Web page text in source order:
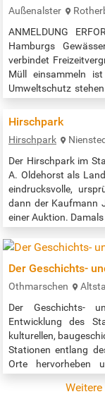
Außenalster
ANMELDUNG
Hamburgs
verbindet
Müll einsammeln
Umweltschutz
Vorerfahrung
Schwimmwesten,
Hirschpark
Hirschpark
Der Hirschpark im
A. Oldehorst als
eindrucksvolle,
dann der Kaufmann
einer Auktion.
als Ballettschule
Der Geschichts-
Othmarschen
Der Geschichts-
Entwicklung des
kulturellen,
Stationen entlang
Orte hervorheben
ist speziell für